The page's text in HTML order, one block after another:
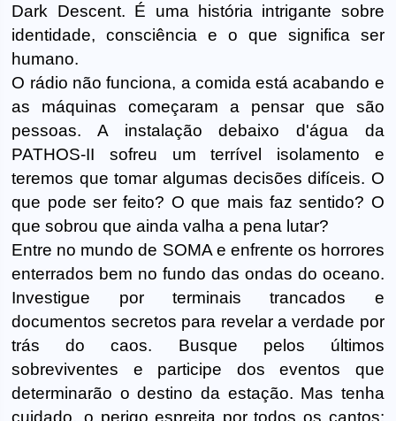
Dark Descent. É uma história intrigante sobre
identidade, consciência e o que significa ser
humano.
O rádio não funciona, a comida está acabando e
as máquinas começaram a pensar que são
pessoas. A instalação debaixo d'água da
PATHOS-II sofreu um terrível isolamento e
teremos que tomar algumas decisões difíceis. O
que pode ser feito? O que mais faz sentido? O
que sobrou que ainda valha a pena lutar?
Entre no mundo de SOMA e enfrente os horrores
enterrados bem no fundo das ondas do oceano.
Investigue por terminais trancados e
documentos secretos para revelar a verdade por
trás do caos. Busque pelos últimos
sobreviventes e participe dos eventos que
determinarão o destino da estação. Mas tenha
cuidado, o perigo espreita por todos os cantos: